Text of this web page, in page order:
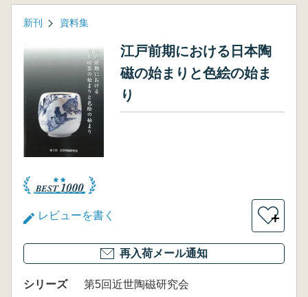
新刊 資料集
江戸前期における日本陶
磁の始まりと色絵の始ま
り
レビューを書く ＋
再入荷メール通知
シリーズ
第5回近世陶磁研究会